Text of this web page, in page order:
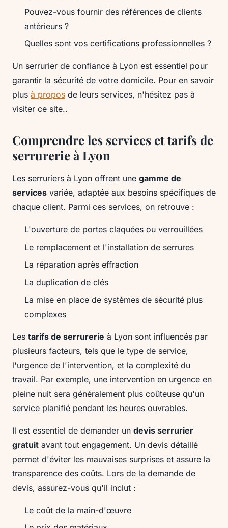
Pouvez-vous fournir des références de clients
antérieurs ?
Quelles sont vos certifications professionnelles ?
Un serrurier de confiance à Lyon est essentiel pour
garantir la sécurité de votre domicile. Pour en savoir
plus à propos de leurs services, n'hésitez pas à
visiter ce site..
Comprendre les services et tarifs de
serrurerie à Lyon
Les serruriers à Lyon offrent une gamme de
services variée, adaptée aux besoins spécifiques de
chaque client. Parmi ces services, on retrouve :
L'ouverture de portes claquées ou verrouillées
Le remplacement et l'installation de serrures
La réparation après effraction
La duplication de clés
La mise en place de systèmes de sécurité plus
complexes
Les tarifs de serrurerie à Lyon sont influencés par
plusieurs facteurs, tels que le type de service,
l'urgence de l'intervention, et la complexité du
travail. Par exemple, une intervention en urgence en
pleine nuit sera généralement plus coûteuse qu'un
service planifié pendant les heures ouvrables.
Il est essentiel de demander un devis serrurier
gratuit avant tout engagement. Un devis détaillé
permet d'éviter les mauvaises surprises et assure la
transparence des coûts. Lors de la demande de
devis, assurez-vous qu'il inclut :
Le coût de la main-d'œuvre